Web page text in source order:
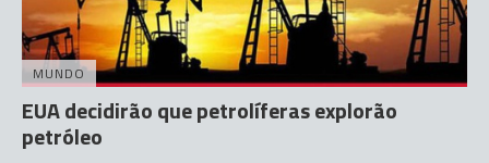
MUNDO
EUA decidirão que petrolíferas explorão
petróleo